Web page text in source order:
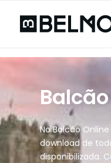
No Balcão
download de
disponibilizada.